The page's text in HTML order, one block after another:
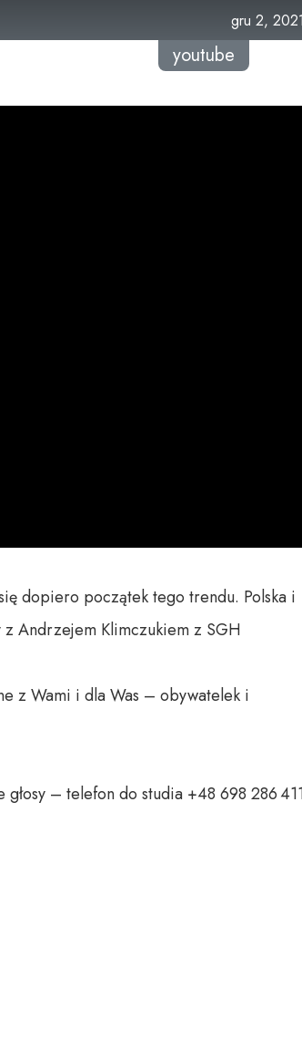
gru 2, 2021
youtube
dopiero początek tego trendu. Polska i
Andrzejem Klimczukiem z SGH
z Wami i dla Was – obywatelek i
– telefon do studia +48 698 286